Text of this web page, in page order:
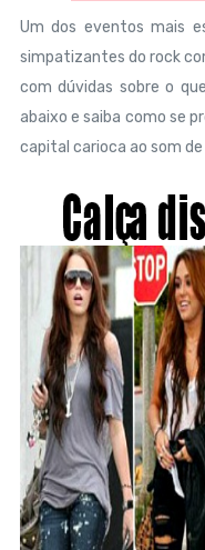
Um dos eventos mais
simpatizantes do rock
com dúvidas sobre o
abaixo e saiba como se
capital carioca ao som